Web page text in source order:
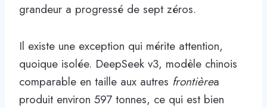
grandeur a progressé de sept zéros.
Il existe une exception qui mérite attention,
quoique isolée. DeepSeek v3, modèle chinois
comparable en taille aux autres frontièrea
produit environ 597 tonnes, ce qui est bien